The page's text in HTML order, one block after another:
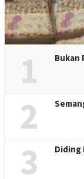
1 Bukan
2
3 Diding